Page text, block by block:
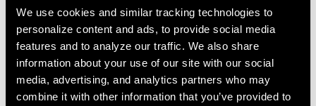
We use cookies and similar tracking technologies to
personalize content and ads, to provide social media
features and to analyze our traffic. We also share
information about your use of our site with our social
media, advertising, and analytics partners who may
combine it with other information that you’ve provided to
VER MÁS CARACTERÍSTICAS